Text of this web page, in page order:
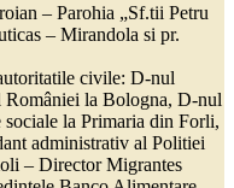
– Parohia „Sf.tii Petru
– Mirandola si pr.
civile: D-nul
României la Bologna, D-nul
la Primaria din Forli,
administrativ al Politiei
– Director Migrantes